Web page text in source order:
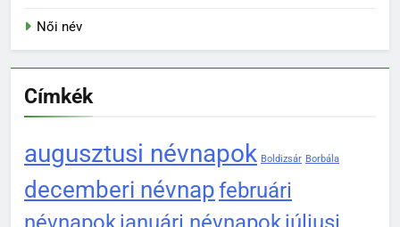
Női név
Címkék
augusztusi névnapok Boldizsár Borbála
decemberi névnapfebruári